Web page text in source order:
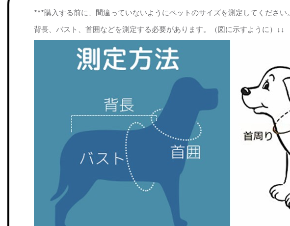
***購入する前に、間違っていないようにペットのサイズを測定してください。
背長、バスト、首囲などを測定する必要があります。（図に示すように）↓↓